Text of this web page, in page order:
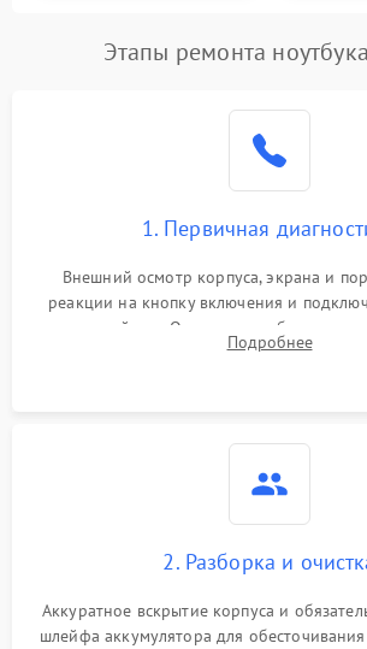
Этапы ремонта
1. Первичная
Внешний осмотр корпуса, экрана и
реакции на кнопку включения и
устройства. Оценка потребления
лабораторного блока питания для
Подробнее
2. Разборка и
Аккуратное вскрытие корпуса и
шлейфа аккумулятора для